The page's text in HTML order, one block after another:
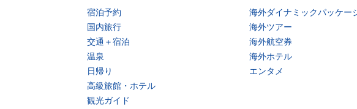
宿泊予約
国内旅行
交通＋宿泊
温泉
日帰り
高級旅館・ホテル
観光ガイド
海外ダイナミックパッケー
海外ツアー
海外航空券
海外ホテル
エンタメ